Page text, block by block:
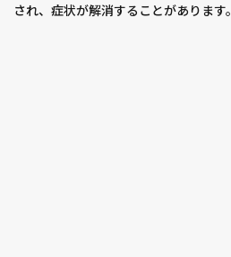
され、症状が解消することがあります。